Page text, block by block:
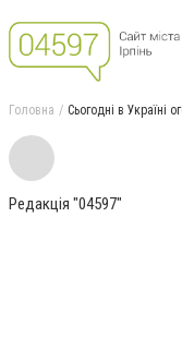
Головна Сьогодні в Україні
Редакція "04597"